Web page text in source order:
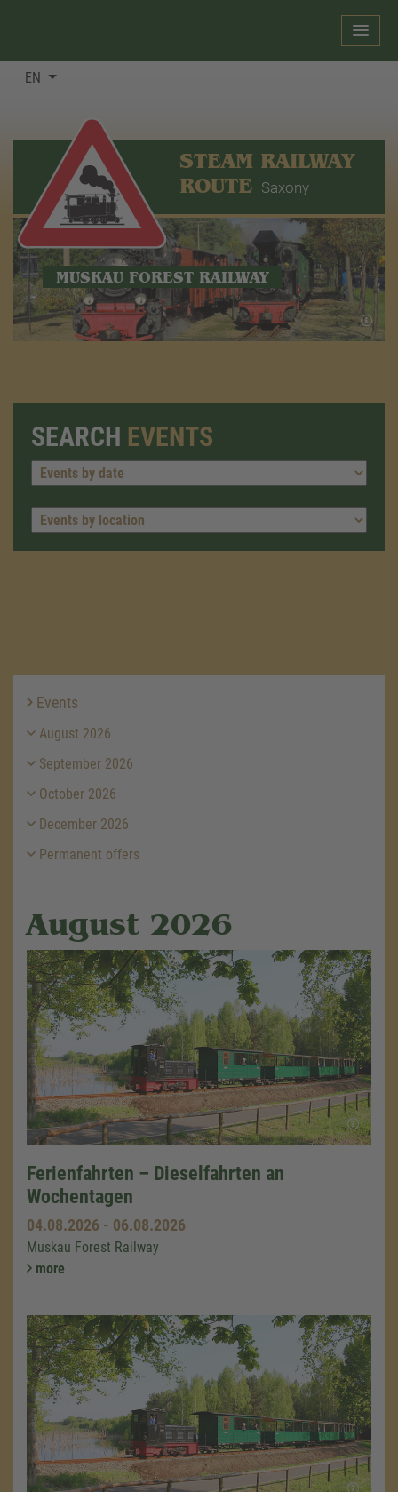
EN
STEAM RAILWAY
ROUTE Saxony
MUSKAU FOREST RAILWAY
SEARCH EVENTS
Events
August 2026
September 2026
October 2026
December 2026
Permanent offers
August 2026
Ferienfahrten – Dieselfahrten an
Wochentagen
04.08.2026 - 06.08.2026
Muskau Forest Railway
more